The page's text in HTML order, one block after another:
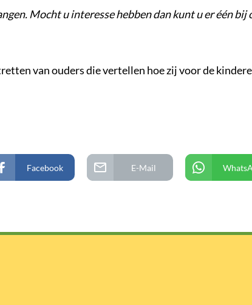
Mocht u interesse hebben dan kunt u er één bij
van ouders die vertellen hoe zij voor de
Facebook E-Mail